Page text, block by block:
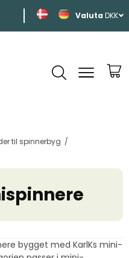
TIL HELE EUROPA
DKK
til spinnerbyg /
bygget med KarlKs mini-